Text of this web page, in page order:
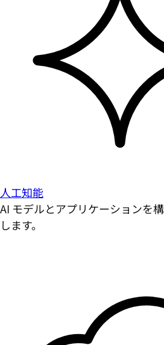
人工知能
AI モデルとアプリケーションを
します。